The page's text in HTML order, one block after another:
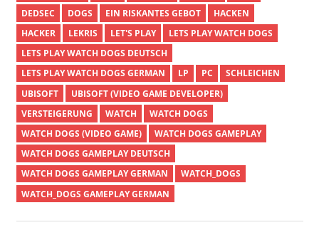
DEDSEC
DOGS EIN RISKANTES GEBOT
HACKEN
HACKER
LEKRIS LET'S PLAY
LETS PLAY WATCH DOGS
LETS PLAY WATCH DOGS DEUTSCH
LETS PLAY WATCH DOGS GERMAN
LP PC
SCHLEICHEN
UBISOFT
UBISOFT (VIDEO GAME DEVELOPER)
VERSTEIGERUNG
WATCH
WATCH DOGS
WATCH DOGS (VIDEO GAME)
WATCH DOGS GAMEPLAY
WATCH DOGS GAMEPLAY DEUTSCH
WATCH DOGS GAMEPLAY GERMAN
WATCH_DOGS
WATCH_DOGS GAMEPLAY GERMAN